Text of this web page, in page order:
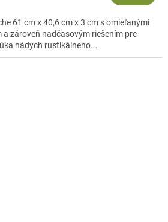
61 cm x 40,6 cm x 3 cm s omieľanými
a zároveň nadčasovým riešením pre
nádych rustikálneho...